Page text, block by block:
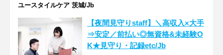
ユースタイルケア 茨城/Jb
【夜間見守りstaff】＼高収入×大手
⇒安定／前払い◎無資格&未経験O
K★見守り・記録etc/Jb